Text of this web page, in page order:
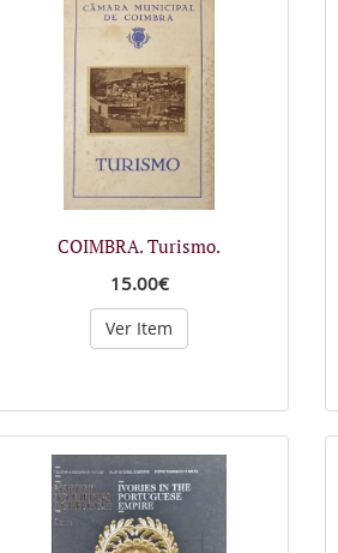
COIMBRA. Turismo.
15.00€
Ver Item